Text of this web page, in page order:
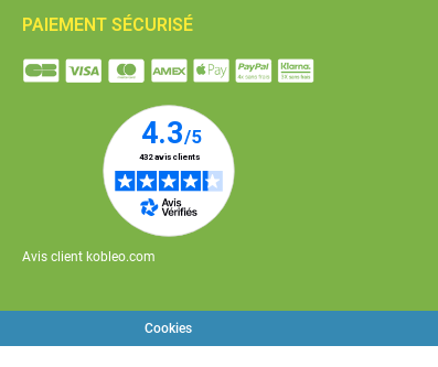
PAIEMENT SÉCURISÉ
Avis client kobleo.com
Cookies